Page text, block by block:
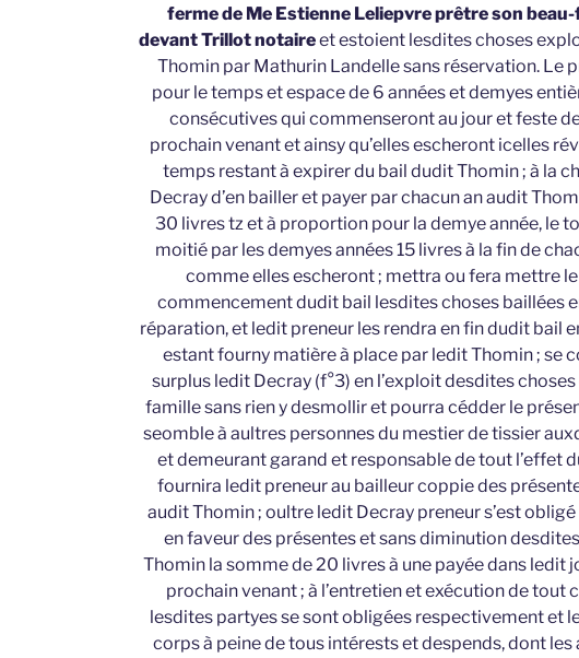
ferme de Me Estienne Leliepvre prêtre son
devant Trillot notaireet estoient lesdites choses
Thomin par Mathurin Landelle sans réservation. Le
pour le temps et espace de 6 années et demyes
consécutives qui commenseront au jour et feste
prochain venant et ainsy qu’elles escheront icelles
temps restant à expirer du bail dudit Thomin ; à la
Decray d’en bailler et payer par chacun an audit
30 livres tz et à proportion pour la demye année, le
moitié par les demyes années 15 livres à la fin de
comme elles escheront ; mettra ou fera mettre
commencement dudit bail lesdites choses baillées
réparation, et ledit preneur les rendra en fin dudit bail
estant fourny matière à place par ledit Thomin ; se
surplus ledit Decray (f°3) en l’exploit desdites
famille sans rien y desmollir et pourra cédder le
seomble à aultres personnes du mestier de tissier
et demeurant garand et responsable de tout l’effet
fournira ledit preneur au bailleur coppie des
audit Thomin ; oultre ledit Decray preneur s’est
en faveur des présentes et sans diminution
Thomin la somme de 20 livres à une payée dans ledit
prochain venant ; à l’entretien et exécution de tout
lesdites partyes se sont obligées respectivement et
corps à peine de tous intérests et despends, dont les